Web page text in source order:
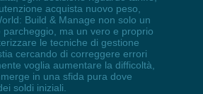
acquista nuovo peso,
Build & Manage non solo un
parcheggio, ma un vero e proprio
le tecniche di gestione
cercando di correggere errori
voglia aumentare la difficoltà,
in una sfida pura dove
soldi iniziali.